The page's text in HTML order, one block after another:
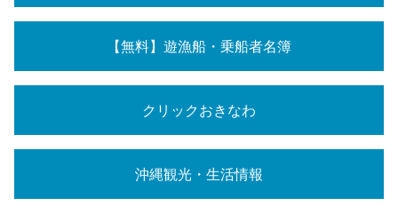
【無料】遊漁船・乗船者名簿
クリックおきなわ
沖縄観光・生活情報